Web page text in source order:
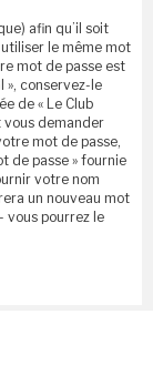
afin qu’il soit
le même mot
mot de passe est
», conservez-le
de « Le Club
vous demander
mot de passe,
de passe » fournie
votre nom
un nouveau mot
vous pourrez le